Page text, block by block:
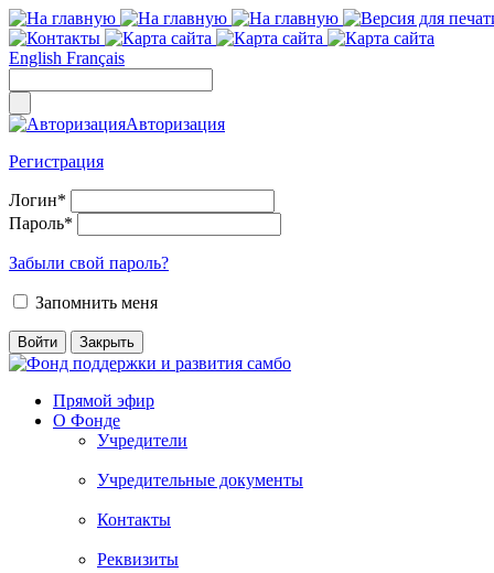
English Français
Авторизация
Регистрация
Логин*
Пароль*
Забыли свой пароль?
Запомнить меня
Прямой эфир
О Фонде
Учредители
Учредительные документы
Контакты
Реквизиты